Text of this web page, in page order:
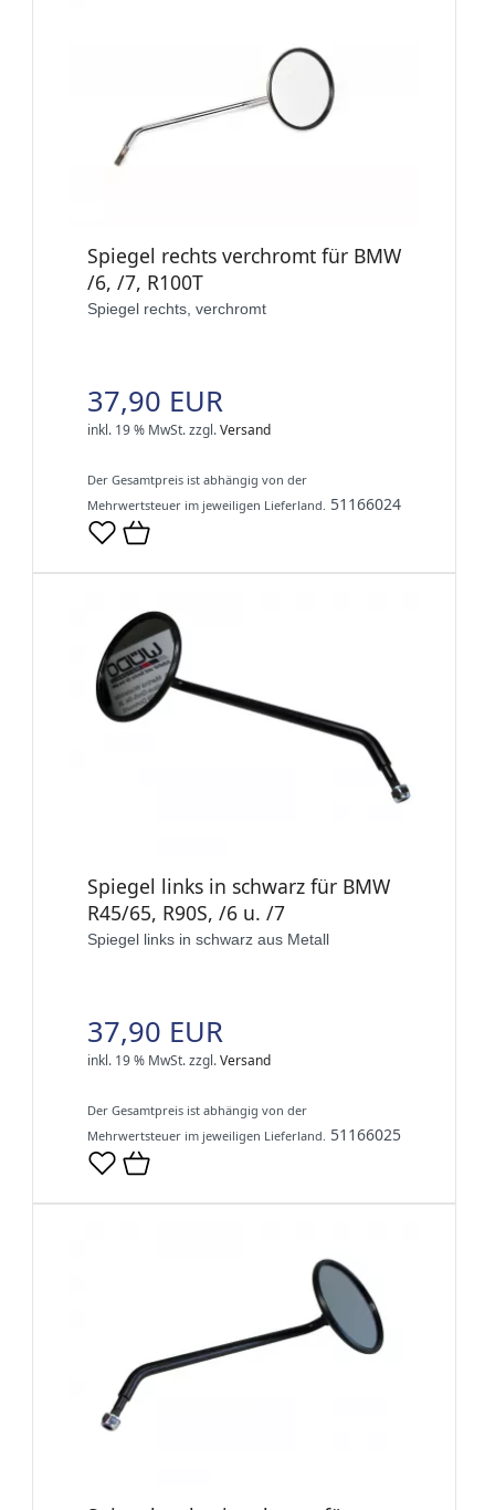
Spiegel rechts verchromt für BMW
/6, /7, R100T
Spiegel rechts, verchromt
37,90 EUR
inkl. 19 % MwSt.zzgl.Versand
Der Gesamtpreis ist abhängig von der
Mehrwertsteuer im jeweiligen Lieferland. 51166024
Spiegel links in schwarz für BMW
R45/65, R90S, /6 u. /7
Spiegel links in schwarz aus Metall
37,90 EUR
inkl. 19 % MwSt.zzgl.Versand
Der Gesamtpreis ist abhängig von der
Mehrwertsteuer im jeweiligen Lieferland. 51166025